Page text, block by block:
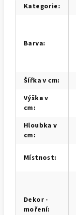
Kategorie:
Barva:
Šířka v cm:
Výška v
cm:
Hloubka v
cm:
Místnost:
Dekor -
moření: